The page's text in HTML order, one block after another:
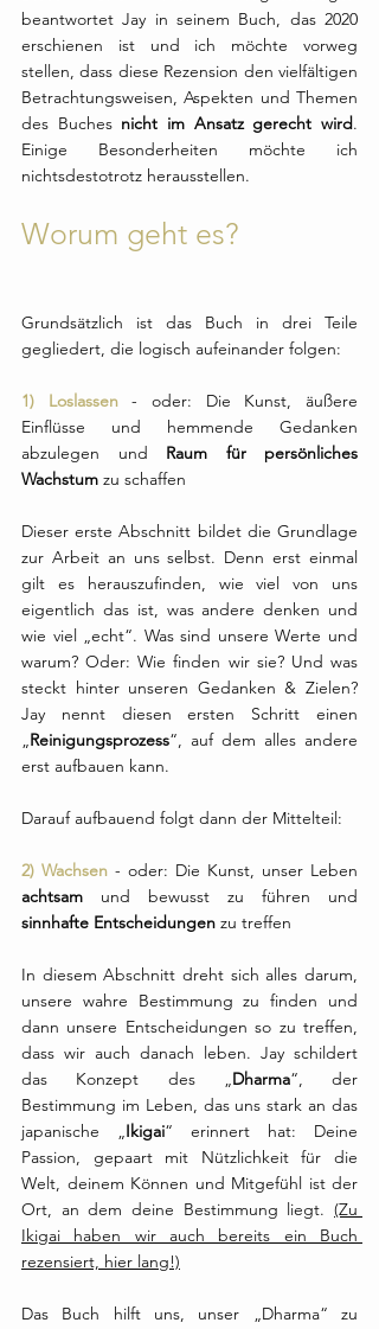
beantwortet Jay in seinem Buch, das 2020
erschienen ist und ich möchte vorweg
stellen, dass diese Rezension den vielfältigen
Betrachtungsweisen, Aspekten und Themen
des Buches nicht im Ansatz gerecht wird.
Einige Besonderheiten möchte ich
nichtsdestotrotz herausstellen.
Worum geht es?
Grundsätzlich ist das Buch in drei Teile
gegliedert, die logisch aufeinander folgen:
1) Loslassen - oder: Die Kunst, äußere
Einflüsse und hemmende Gedanken
abzulegen und Raum für persönliches
Wachstum zu schaffen
Dieser erste Abschnitt bildet die Grundlage
zur Arbeit an uns selbst. Denn erst einmal
gilt es herauszufinden, wie viel von uns
eigentlich das ist, was andere denken und
wie viel „echt“. Was sind unsere Werte und
warum? Oder: Wie finden wir sie? Und was
steckt hinter unseren Gedanken & Zielen?
Jay nennt diesen ersten Schritt einen
„Reinigungsprozess“, auf dem alles andere
erst aufbauen kann.
Darauf aufbauend folgt dann der Mittelteil:
2) Wachsen
achtsam
sinnhafte Entscheidungen zu treffen
In diesem Abschnitt dreht sich alles darum,
unsere wahre Bestimmung zu finden und
dann unsere Entscheidungen so zu treffen,
dass wir auch danach leben. Jay schildert
das Konzept des „Dharma“, der
Bestimmung im Leben, das uns stark an das
japanische „Ikigai“ erinnert hat: Deine
Passion, gepaart mit Nützlichkeit für die
Welt, deinem Können und Mitgefühl ist der
Ort, an dem deine Bestimmung liegt. (Zu
Ikigai haben wir auch bereits ein Buch
rezensiert, hier lang!)
Das Buch hilft uns, unser „Dharma“ zu